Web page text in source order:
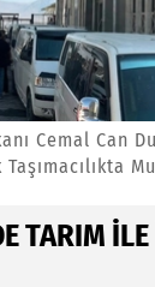
Cemal Can
TARIM